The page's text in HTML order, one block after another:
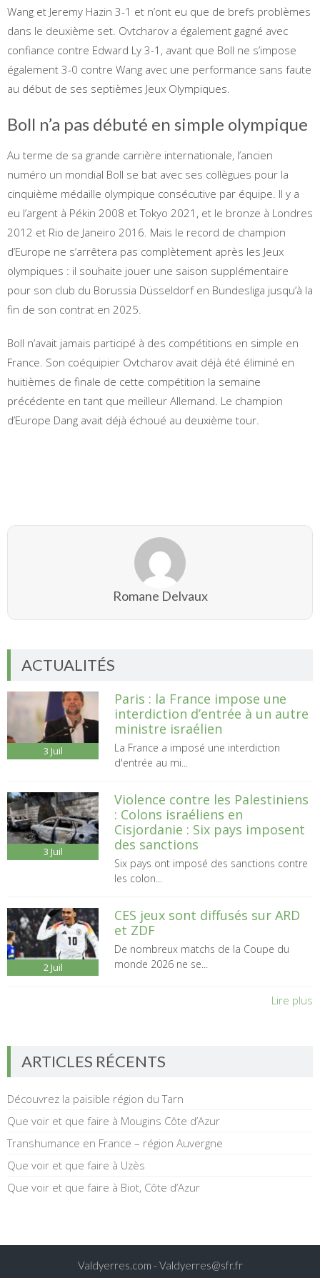
Wang et Jeremy Hazin 3-1 et n’ont eu que de brefs problèmes
dans le deuxième set. Ovtcharov a également gagné avec
confiance contre Edward Ly 3-1, avant que Boll ne s’impose
également 3-0 contre Wang avec une performance sans faute
au début de ses septièmes Jeux Olympiques.
Boll n’a pas débuté en simple olympique
Au terme de sa grande carrière internationale, l’ancien
numéro un mondial Boll se bat avec ses collègues pour la
cinquième médaille olympique consécutive par équipe. Il y a
eu l’argent à Pékin 2008 et Tokyo 2021, et le bronze à Londres
2012 et Rio de Janeiro 2016. Mais le record de champion
d’Europe ne s’arrêtera pas complètement après les Jeux
olympiques : il souhaite jouer une saison supplémentaire
pour son club du Borussia Düsseldorf en Bundesliga jusqu’à la
fin de son contrat en 2025.
Boll n’avait jamais participé à des compétitions en simple en
France. Son coéquipier Ovtcharov avait déjà été éliminé en
huitièmes de finale de cette compétition la semaine
précédente en tant que meilleur Allemand. Le champion
d’Europe Dang avait déjà échoué au deuxième tour.
Romane Delvaux
ACTUALITÉS
3 Juil
Paris : la France impose une
interdiction d’entrée à un autre
ministre israélien
La France a imposé une interdiction
d'entrée au mi...
3 Juil
Violence contre les Palestiniens
: Colons israéliens en
Cisjordanie : Six pays imposent
des sanctions
Six pays ont imposé des sanctions contre
les colon...
2 Juil
CES jeux sont diffusés sur ARD
et ZDF
De nombreux matchs de la Coupe du
monde 2026 ne se...
Lire plus
ARTICLES RÉCENTS
Découvrez la paisible région du Tarn
Que voir et que faire à Mougins Côte d’Azur
Transhumance en France – région Auvergne
Que voir et que faire à Uzès
Que voir et que faire à Biot, Côte d’Azur
Valdyerres.com -Valdyerres@sfr.fr